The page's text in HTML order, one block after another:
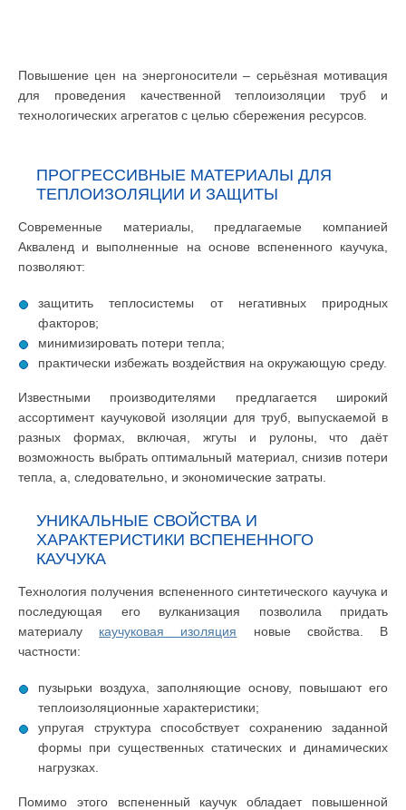
Повышение цен на энергоносители – серьёзная мотивация
для проведения качественной теплоизоляции труб и
технологических агрегатов с целью сбережения ресурсов.
ПРОГРЕССИВНЫЕ МАТЕРИАЛЫ ДЛЯ
ТЕПЛОИЗОЛЯЦИИ И ЗАЩИТЫ
Современные материалы, предлагаемые компанией
Акваленд и выполненные на основе вспененного каучука,
позволяют:
защитить теплосистемы от негативных природных
факторов;
минимизировать потери тепла;
практически избежать воздействия на окружающую среду.
Известными производителями предлагается широкий
ассортимент каучуковой изоляции для труб, выпускаемой в
разных формах, включая, жгуты и рулоны, что даёт
возможность выбрать оптимальный материал, снизив потери
тепла, а, следовательно, и экономические затраты.
УНИКАЛЬНЫЕ СВОЙСТВА И
ХАРАКТЕРИСТИКИ ВСПЕНЕННОГО
КАУЧУКА
Технология получения вспененного синтетического каучука и
последующая его вулканизация позволила придать
материалу каучуковая изоляция новые свойства. В
частности:
пузырьки воздуха, заполняющие основу, повышают его
теплоизоляционные характеристики;
упругая структура способствует сохранению заданной
формы при существенных статических и динамических
нагрузках.
Помимо этого вспененный каучук обладает повышенной